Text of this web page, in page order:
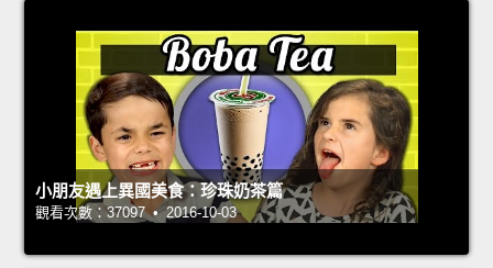
小朋友遇上異國美食：珍珠奶茶篇
觀看次數：37097 • 2016-10-03